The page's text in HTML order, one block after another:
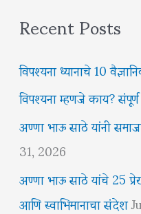
Recent Posts
विपश्यना ध्यानाचे 10
विपश्यना म्हणजे काय?
अण्णा भाऊ साठे यांनी
31, 2026
अण्णा भाऊ साठे यांचे 25
आणि स्वाभिमानाचा संदेश